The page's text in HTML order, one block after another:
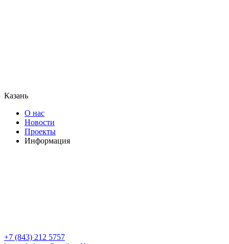
Казань
О нас
Новости
Проекты
Информация
+7 (843) 212 5757